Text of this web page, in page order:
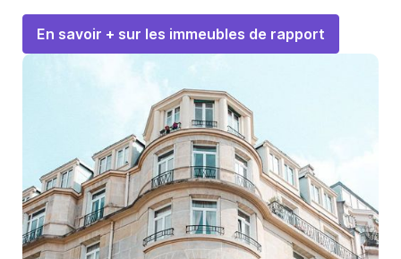
En savoir + sur les immeubles de rapport